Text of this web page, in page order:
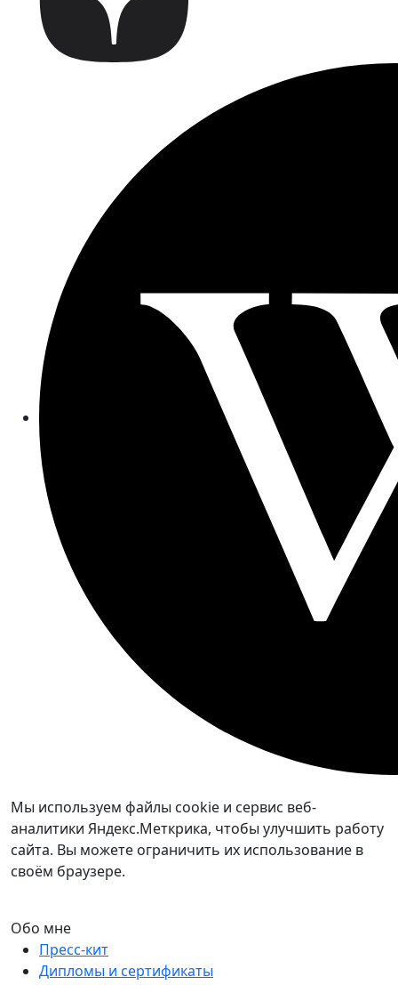
Мы используем файлы cookie и сервис веб-
аналитики Яндекс.Меткрика, чтобы улучшить работу
сайта. Вы можете ограничить их использование в
своём браузере.
Обо мне
Пресс-кит
Дипломы и сертификаты